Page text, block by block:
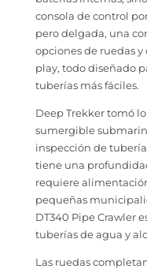
consola de control
pero delgada, una
opciones de ruedas
play, todo diseñado
tuberías más fáciles.
Deep Trekker tomó
sumergible
inspección de
tiene una
requiere
pequeñas
DT340 Pipe Crawler
tuberías de agua y
Las ruedas